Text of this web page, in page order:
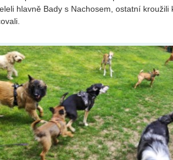
hlavně Bady s Nachosem, ostatní kroužili